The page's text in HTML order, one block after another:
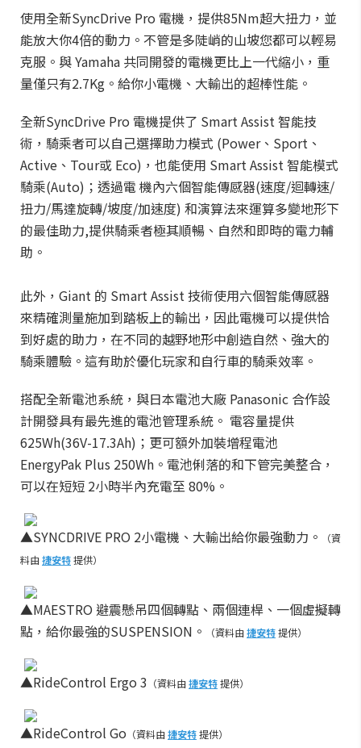
使用全新SyncDrive Pro 電機，提供85Nm超大扭力，並
能放大你4倍的動力。不管是多陡峭的山坡您都可以輕易
克服。與 Yamaha 共同開發的電機更比上一代縮小，重
量僅只有2.7Kg。給你小電機、大輸出的超棒性能。
全新SyncDrive Pro 電機提供了 Smart Assist 智能技
術，騎乘者可以自己選擇助力模式 (Power、Sport、
Active、Tour或 Eco)，也能使用 Smart Assist 智能模式
騎乘(Auto)；透過電 機內六個智能傳感器(速度/迴轉速/
扭力/馬達旋轉/坡度/加速度) 和演算法來運算多變地形下
的最佳助力,提供騎乘者極其順暢、自然和即時的電力輔
助。
此外，Giant 的 Smart Assist 技術使用六個智能傳感器
來精確測量施加到踏板上的輸出，因此電機可以提供恰
到好處的助力，在不同的越野地形中創造自然、強大的
騎乘體驗。這有助於優化玩家和自行車的騎乘效率。
搭配全新電池系統，與日本電池大廠 Panasonic 合作設
計開發具有最先進的電池管理系統。 電容量提供
625Wh(36V-17.3Ah)；更可額外加裝增程電池
EnergyPak Plus 250Wh。電池俐落的和下管完美整合，
可以在短短 2小時半內充電至 80%。
▲SYNCDRIVE PRO 2小電機、大輸出給你最強動力。
（資
料由捷安特提供）
▲MAESTRO 避震懸吊四個轉點、兩個連桿、一個虛擬轉
點，給你最強的SUSPENSION。
（資料由捷安特提供）
▲RideControl Ergo 3 （資料由捷安特提供）
▲RideControl Go （資料由捷安特提供）